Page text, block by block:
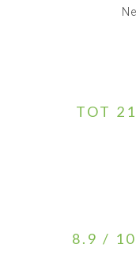
TOT
8.9 / 10